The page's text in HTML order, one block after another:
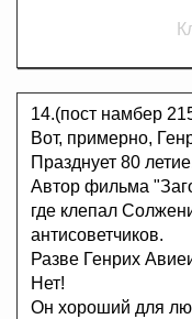
14.(пост намбер
Вот, примерно,
Празднует 80
Автор фильма
где клепал
антисоветчиков.
Разве Генрих
Нет!
Он хороший для